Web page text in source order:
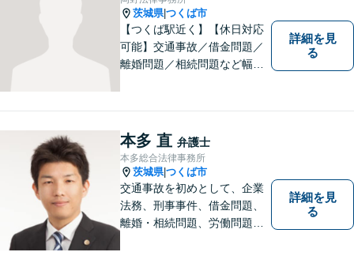
茨城県|つくば市
【つくば駅近く】【休日対応
可能】交通事故／借金問題／
離婚問題／相続問題など幅広
み、考え、依頼者様の希望を
実現するために精一杯努力い
たします。お気軽にご相談く
ださい。
詳細を見
る
本多 直 弁護士
本多総合法律事務所
茨城県|つくば市
交通事故を初めとして、企業
法務、刑事事件、借金問題、
離婚・相続問題、労働問題そ
詳細を見
る